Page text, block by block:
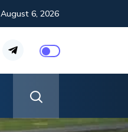
August 6, 2026